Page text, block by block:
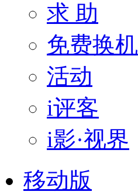
求 助
免费换机
活动
i评客
i影·视界
移动版